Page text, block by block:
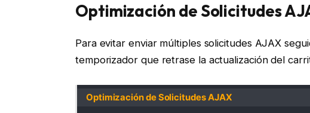
Optimización de Solicitudes
Para evitar enviar múltiples solicitudes AJAX
temporizador que retrase la actualización del
Optimización de Solicitudes AJAX